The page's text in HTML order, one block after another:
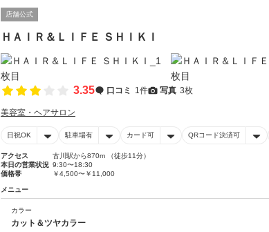
店舗公式
ＨＡＩＲ＆ＬＩＦＥ ＳＨＩＫＩ
3.35 口コミ 1件 写真 3枚
美容室・ヘアサロン
日祝OK 駐車場有 カード可 QRコード決済可
アクセス
古川駅から870m （徒歩11分）
本日の営業状況 9:30〜18:30
価格帯
￥4,500〜￥11,000
メニュー
カラー
カット＆ツヤカラー